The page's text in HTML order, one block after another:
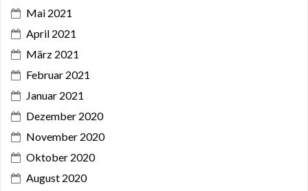
Mai 2021
April 2021
März 2021
Februar 2021
Januar 2021
Dezember 2020
November 2020
Oktober 2020
August 2020